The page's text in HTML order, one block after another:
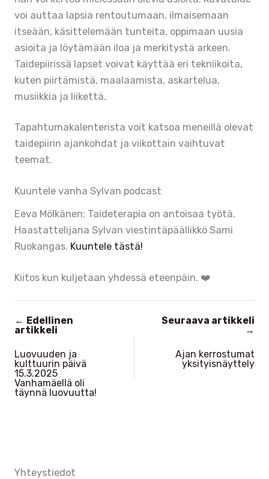
voi auttaa lapsia rentoutumaan, ilmaisemaan
itseään, käsittelemään tunteita, oppimaan uusia
asioita ja löytämään iloa ja merkitystä arkeen.
Taidepiirissä lapset voivat käyttää eri tekniikoita,
kuten piirtämistä, maalaamista, askartelua,
musiikkia ja liikettä.
Tapahtumakalenterista voit katsoa meneillä olevat
taidepiirin ajankohdat ja viikottain vaihtuvat
teemat.
Kuuntele vanha Sylvan podcast
Eeva Mölkänen: Taideterapia on antoisaa työtä.
Haastattelijana Sylvan viestintäpäällikkö Sami
Ruokangas. Kuuntele tästä!
Kiitos kun kuljetaan yhdessä eteenpäin. ❤️
← Edellinen
artikkeli
Luovuuden ja
kulttuurin päivä
15.3.2025
Vanhamäellä oli
täynnä luovuutta!
Seuraava artikkeli
→
Ajan kerrostumat
yksityisnäyttely
Yhteystiedot